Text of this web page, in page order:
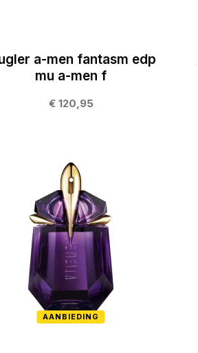
a-men fantasm edp
mu a-men f
€ 120,95
AANBIEDING